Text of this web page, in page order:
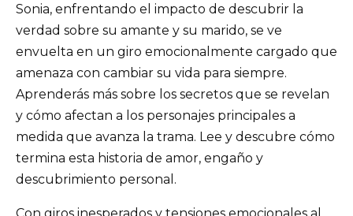
Sonia, enfrentando el impacto de descubrir la
verdad sobre su amante y su marido, se ve
envuelta en un giro emocionalmente cargado que
amenaza con cambiar su vida para siempre.
Aprenderás más sobre los secretos que se revelan
y cómo afectan a los personajes principales a
medida que avanza la trama. Lee y descubre cómo
termina esta historia de amor, engaño y
descubrimiento personal.
Con giros inesperados y tensiones emocionales al